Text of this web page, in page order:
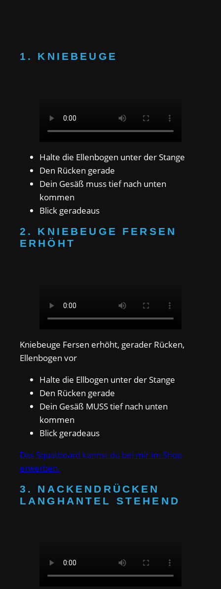
1. KNIEBEUGE
Halte die Ellenbogen unter der Stange
Den Rücken gerade
Dein Gesäß muss tief nach unten
kommen
Blick geradeaus
2. KNIEBEUGE FERSEN
ERHÖHT
Kniebeuge Fersen erhöht, gerader Rücken,
Ellenbogen vor
Halte die Ellbogen unter der Stange
Den Rücken gerade
Dein Gesäß MUSS tief nach unten
kommen
Blick geradeaus
Das Squatboard kannst du bei mir im Shop
erwerben.
3. NACKENDRÜCKEN
LANGHANTEL STEHEND